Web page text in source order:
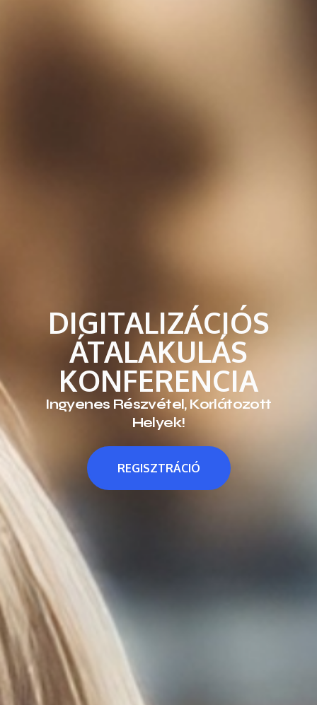
DIGITALIZÁCIÓS
ÁTALAKULÁS
KONFERENCIA
Ingyenes Részvétel, Korlátozott
Helyek!
REGISZTRÁCIÓ